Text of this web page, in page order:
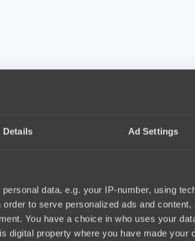
Details Ad Settings
data, e.g. your IP-number, using
to serve personalized ads and
You have a choice in who uses your
digital property where you have made your